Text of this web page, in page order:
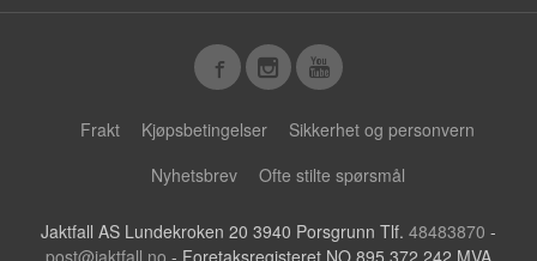
Frakt Kjøpsbetingelser
Sikkerhet og personvern
Nyhetsbrev
Ofte stilte spørsmål
Jaktfall AS Lundekroken 20 3940 Porsgrunn Tlf. 48483870 -
post@jaktfall.no - Foretaksregisteret NO 895 372 242 MVA